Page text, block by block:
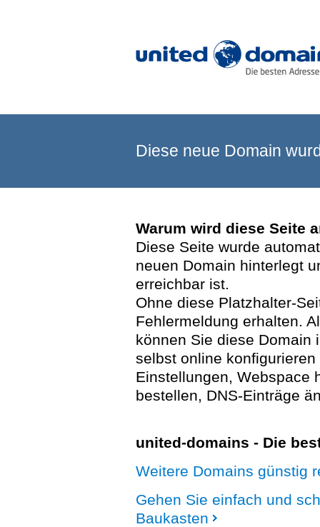
Diese neue Domain
Warum wird diese Seite
Diese Seite wurde
neuen Domain hinterlegt
erreichbar ist.
Ohne diese Platzhalter-
Fehlermeldung erhalten.
können Sie diese Domain
selbst online
Einstellungen, Webspace
bestellen, DNS-Einträge
united-domains - Die
Weitere Domains günstig
Gehen Sie einfach und
Baukasten